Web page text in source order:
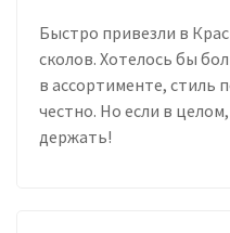
Быстро привезли в
сколов. Хотелось бы
в ассортименте, стиль
честно. Но если в
держать!